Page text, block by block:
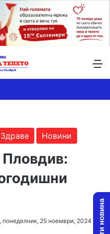
Здраве Новини
Пловдив:
понеделник, 25 ноември, 2024